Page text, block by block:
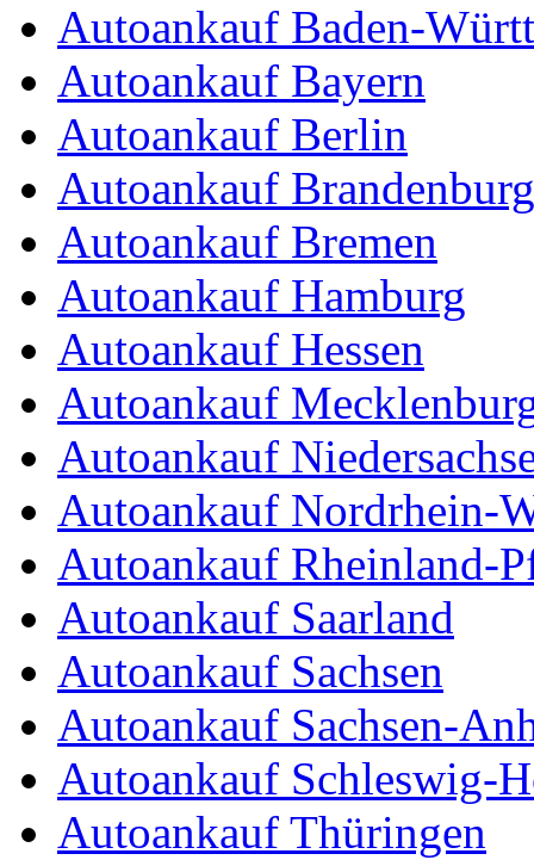
Autoankauf Baden-
Autoankauf Bayern
Autoankauf Berlin
Autoankauf Brandenburg
Autoankauf Bremen
Autoankauf Hamburg
Autoankauf Hessen
Autoankauf
Autoankauf
Autoankauf Nordrhein-
Autoankauf Rheinland-
Autoankauf Saarland
Autoankauf Sachsen
Autoankauf Sachsen-
Autoankauf Schleswig-
Autoankauf Thüringen